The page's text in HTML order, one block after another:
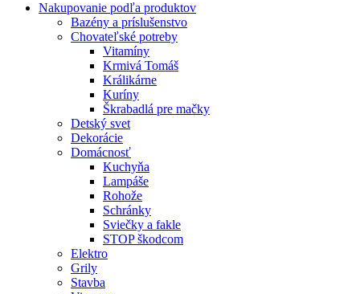
Nakupovanie podľa produktov
Bazény a príslušenstvo
Chovateľské potreby
Vitamíny
Krmivá Tomáš
Králikárne
Kuríny
Škrabadlá pre mačky
Detský svet
Dekorácie
Domácnosť
Kuchyňa
Lampáše
Rohože
Schránky
Sviečky a fakle
STOP škodcom
Elektro
Grily
Stavba